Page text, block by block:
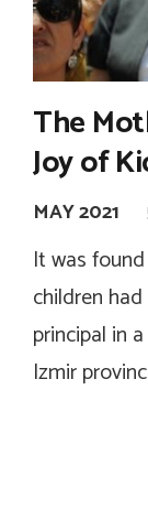
The
Joy of
MAY 2021
It was
children
principal in
Izmir